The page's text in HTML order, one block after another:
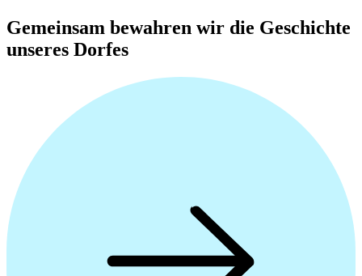
Gemeinsam bewahren wir die Geschichte
unseres Dorfes